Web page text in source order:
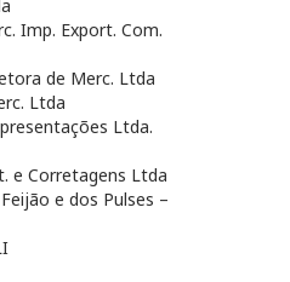
Imp. Export. Com.
de Merc. Ltda
Ltda
Ltda.
e Corretagens Ltda
e dos Pulses –